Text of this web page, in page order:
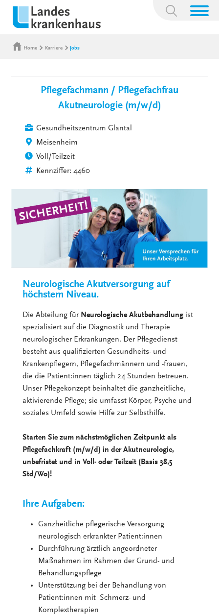
Suchbegriff:
Home Karriere Jobs
Pflegefachmann / Pflegefachfrau
Akutneurologie (m/w/d)
Gesundheitszentrum Glantal
Meisenheim
Voll/Teilzeit
Kennziffer: 4460
Neurologische Akutversorgung auf
höchstem Niveau.
Die Abteilung für Neurologische Akutbehandlung ist
spezialisiert auf die Diagnostik und Therapie
neurologischer Erkrankungen. Der Pflegedienst
besteht aus qualifizierten Gesundheits- und
Krankenpflegern, Pflegefachmännern und -frauen,
die die Patient:innen täglich 24 Stunden betreuen.
Unser Pflegekonzept beinhaltet die ganzheitliche,
aktivierende Pflege; sie umfasst Körper, Psyche und
soziales Umfeld sowie Hilfe zur Selbsthilfe.
Starten Sie zum nächstmöglichen Zeitpunkt als
Pflegefachkraft (m/w/d) in der Akutneurologie,
unbefristet und in Voll- oder Teilzeit (Basis 38,5
Std/Wo)!
Ihre Aufgaben:
Ganzheitliche pflegerische Versorgung
neurologisch erkrankter Patient:innen
Durchführung ärztlich angeordneter
Maßnahmen im Rahmen der Grund- und
Behandlungspflege
Unterstützung bei der Behandlung von
Patient:innen mit Schmerz- und
Komplextherapien